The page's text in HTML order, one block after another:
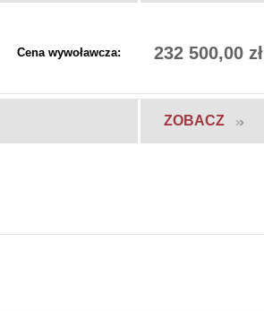
Cena wywoławcza: 232 500,00 zł
ZOBACZ